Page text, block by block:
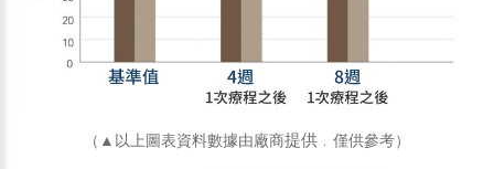
（▲以上圖表資料數據由廠商提供 ﹒僅供參考）